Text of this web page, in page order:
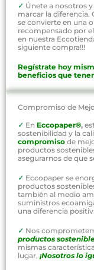
✓ Únete a nosotros
marcar la diferencia.
se convierte en una
recompensado por
en nuestra
siguiente compra!!!
Regístrate hoy
beneficios que
Compromiso de
✓ En Eccopaper®,
sostenibilidad y la
compromiso de
productos
asegurarnos de que
✓ Eccopaper se
productos
también al medio
suministros
una diferencia
✓ Nos
productos
mismas
lugar, ¡Nosotros lo